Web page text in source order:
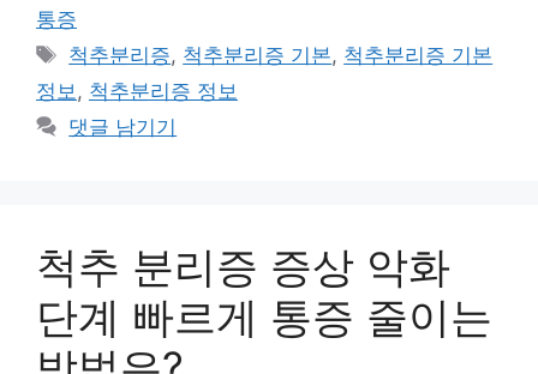
테
리
통증
태
그
척추분리증, 척추분리증 기본, 척추분리증 기본
정보, 척추분리증 정보
댓글 남기기
척추 분리증 증상 악화
단계 빠르게 통증 줄이는